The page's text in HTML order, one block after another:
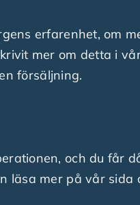
erfarenhet, om
mer om detta i
försäljning.
och du får
läsa mer på vår sida